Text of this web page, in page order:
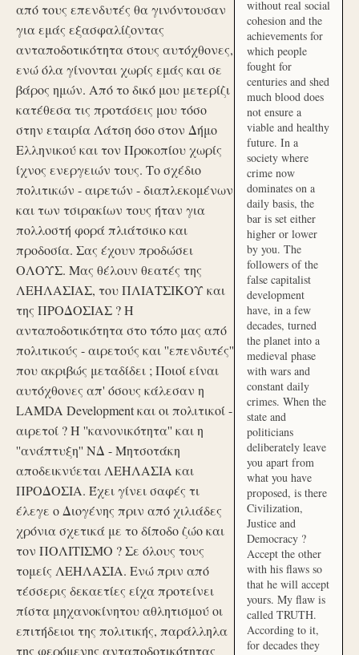
από τους επενδυτές θα γινόντουσαν
για εμάς εξασφαλίζοντας
ανταποδοτικότητα στους αυτόχθονες,
ενώ όλα γίνονται χωρίς εμάς και σε
βάρος ημών. Από το δικό μου μετερίζι
κατέθεσα τις προτάσεις μου τόσο
στην εταιρία Λάτση όσο στον Δήμο
Ελληνικού και τον Προκοπίου χωρίς
ίχνος ενεργειών τους. Το σχέδιο
πολιτικών - αιρετών - διαπλεκομένων
και των τσιρακίων τους ήταν για
πολλοστή φορά πλιάτσικο και
προδοσία. Σας έχουν προδώσει
ΟΛΟΥΣ. Μας θέλουν θεατές της
ΛΕΗΛΑΣΙΑΣ, του ΠΛΙΑΤΣΙΚΟΥ και
της ΠΡΟΔΟΣΙΑΣ ? Η
ανταποδοτικότητα στο τόπο μας από
πολιτικούς - αιρετούς και ''επενδυτές''
που ακριβώς μεταδίδει ; Ποιοί είναι
αυτόχθονες απ' όσους κάλεσαν η
LAMDA Development και οι πολιτικοί -
αιρετοί ? Η ''κανονικότητα'' και η
''ανάπτυξη'' ΝΔ - Μητσοτάκη
αποδεικνύεται ΛΕΗΛΑΣΙΑ και
ΠΡΟΔΟΣΙΑ. Έχει γίνει σαφές τι
έλεγε ο Διογένης πριν από χιλιάδες
χρόνια σχετικά με το δίποδο ζώο και
τον ΠΟΛΙΤΙΣΜΟ ? Σε όλους τους
τομείς ΛΕΗΛΑΣΙΑ. Ενώ πριν από
τέσσερις δεκαετίες είχα προτείνει
πίστα μηχανοκίνητου αθλητισμού οι
επιτήδειοι της πολιτικής, παράλληλα
της φερόμενης ανταποδοτικότητας
without real social
cohesion and the
achievements for
which people
fought for
centuries and shed
much blood does
not ensure a
viable and healthy
future. In a
society where
crime now
dominates on a
daily basis, the
bar is set either
higher or lower
by you. The
followers of the
false capitalist
development
have, in a few
decades, turned
the planet into a
medieval phase
with wars and
constant daily
crimes. When the
state and
politicians
deliberately leave
you apart from
what you have
proposed, is there
Civilization,
Justice and
Democracy ?
Accept the other
with his flaws so
that he will accept
yours. My flaw is
called TRUTH.
According to it,
for decades they